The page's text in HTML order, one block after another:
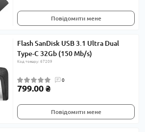
Повідомити мене
Flash SanDisk USB 3.1 Ultra Dual
Type-C 32Gb (150 Mb/s)
Код товару: 67209
0
799.00 ₴
Повідомити мене